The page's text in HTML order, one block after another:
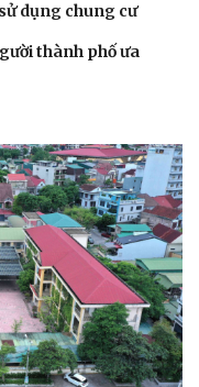
chuyện thời sự
đêm khuya
sổ tình yêu
cho bé
tâm hồn
dụng chung cư
thành phố ưa